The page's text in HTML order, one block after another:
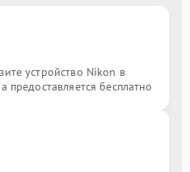
устройство Nikon в
предоставляется бесплатно